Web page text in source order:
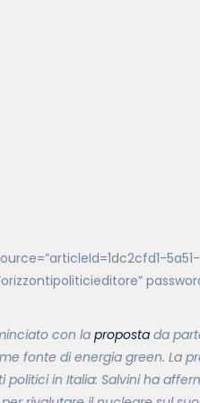
con la propostada
fonte di energia green. La
politici in Italia: Salvini ha